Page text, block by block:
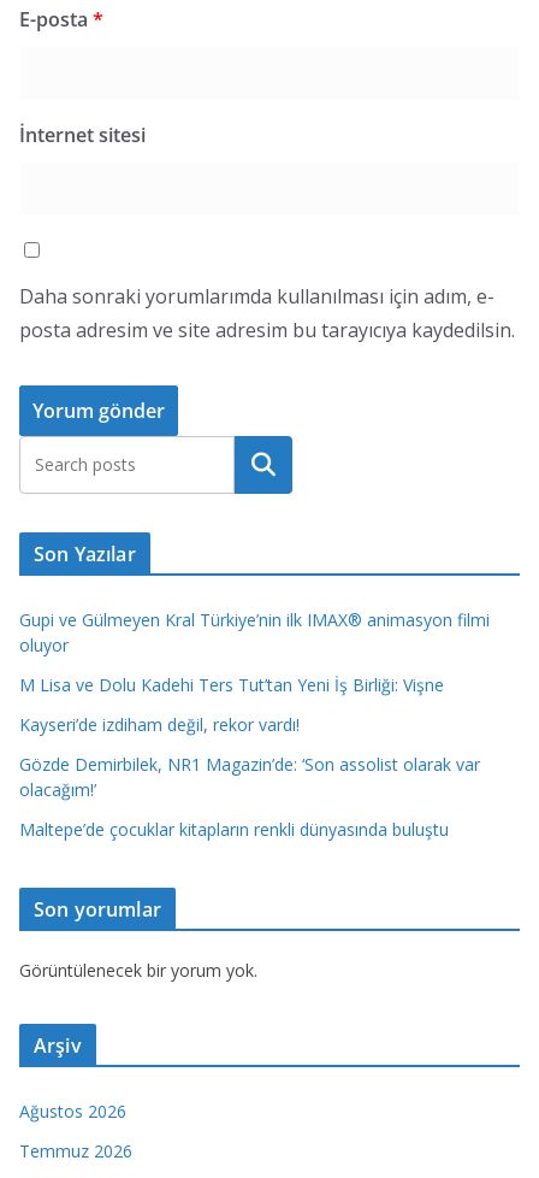
E-posta *
İnternet sitesi
Daha sonraki yorumlarımda kullanılması için adım, e-
posta adresim ve site adresim bu tarayıcıya kaydedilsin.
Ara
Son Yazılar
Gupi ve Gülmeyen Kral Türkiye’nin ilk IMAX® animasyon filmi
oluyor
M Lisa ve Dolu Kadehi Ters Tut’tan Yeni İş Birliği: Vişne
Kayseri’de izdiham değil, rekor vardı!
Gözde Demirbilek, NR1 Magazin’de: ‘Son assolist olarak var
olacağım!’
Maltepe’de çocuklar kitapların renkli dünyasında buluştu
Son yorumlar
Görüntülenecek bir yorum yok.
Arşiv
Ağustos 2026
Temmuz 2026